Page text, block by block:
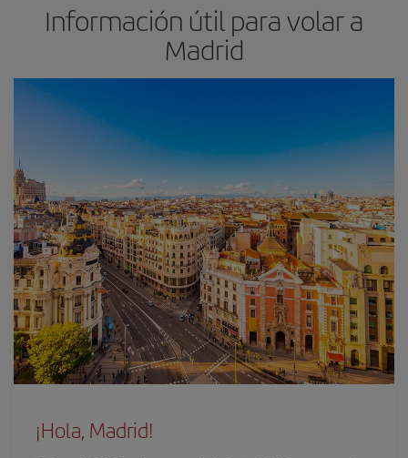
Información útil para volar a
Madrid
¡Hola, Madrid!